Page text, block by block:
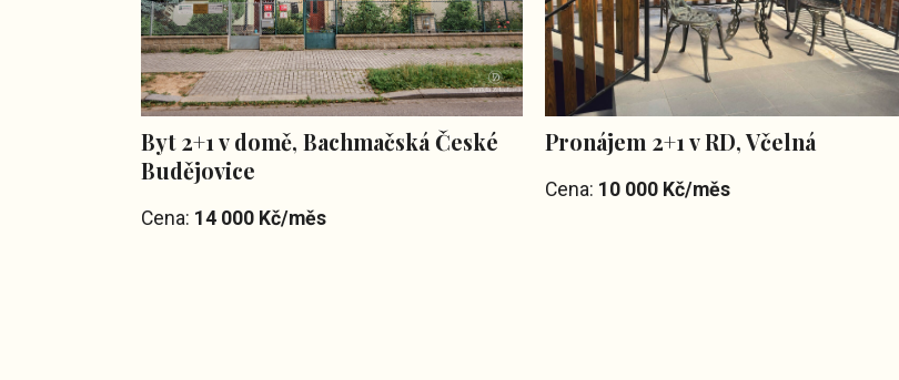
Byt 2+1 v domě, Bachmačská České
Budějovice
Cena: 14 000 Kč/měs
Pronájem 2+1 v RD, Včelná
Cena: 10 000 Kč/měs